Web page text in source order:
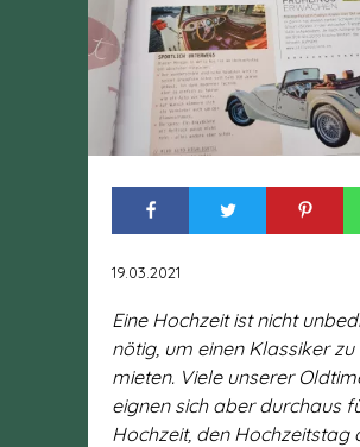
19.03.2021
Eine Hochzeit ist nicht
nötig, um einen Klassiker zu
mieten. Viele unserer
eignen sich aber durchaus
Hochzeit, den Hochzeitstag